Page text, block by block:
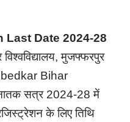
Last Date 2024-28
विश्वविद्यालय, मुजफ्फरपुर
Bihar
सत्र 2024-28 में
के लिए तिथि